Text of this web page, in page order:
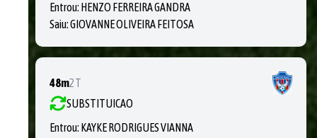
Entrou: HENZO FERREIRA GANDRA
Saiu:GIOVANNE OLIVEIRA FEITOSA
48m2T
SUBSTITUICAO
Entrou: KAYKE RODRIGUES VIANNA